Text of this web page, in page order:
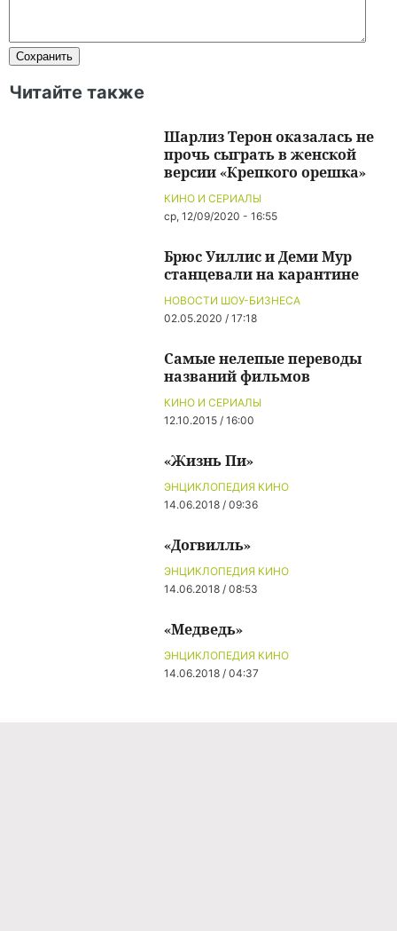
Читайте также
КИНО И СЕРИАЛЫ
ср, 12/09/2020 - 16:55
Шарлиз Терон оказалась не
прочь сыграть в женской
версии «Крепкого орешка»
НОВОСТИ ШОУ-БИЗНЕСА
02.05.2020 / 17:18
Брюс Уиллис и Деми Мур
станцевали на карантине
КИНО И СЕРИАЛЫ
12.10.2015 / 16:00
Самые нелепые переводы
названий фильмов
ЭНЦИКЛОПЕДИЯ КИНО
14.06.2018 / 09:36
«Жизнь Пи»
ЭНЦИКЛОПЕДИЯ КИНО
14.06.2018 / 08:53
«Догвилль»
ЭНЦИКЛОПЕДИЯ КИНО
14.06.2018 / 04:37
«Медведь»